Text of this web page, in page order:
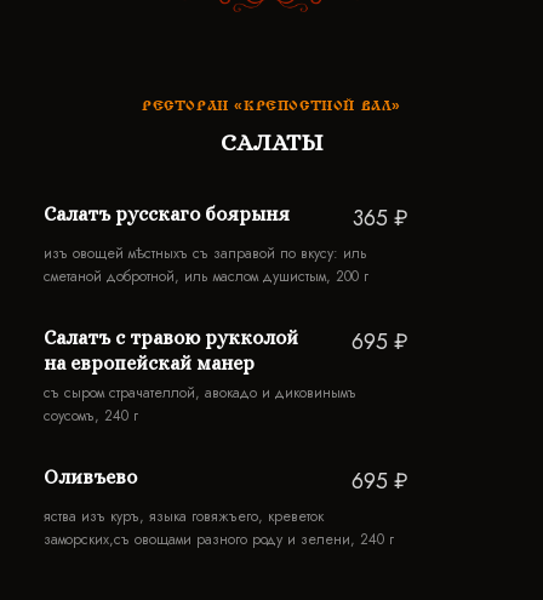
РЕСТОРАН «КРЕПОСТНОЙ ВАЛ»
САЛАТЫ
Салатъ русскаго боярыня 365 ₽
изъ овощей мѣстныхъ съ заправой по вкусу: иль
сметаной добротной, иль маслом душистым, 200 г
Салатъ с травою рукколой
на европейскай манер
695 ₽
съ сыром страчателлой, авокадо и диковинымъ
соусомъ, 240 г
Оливъево 695 ₽
яства изъ куръ, языка говяжъего, креветок
заморских,съ овощами разного роду и зелени, 240 г